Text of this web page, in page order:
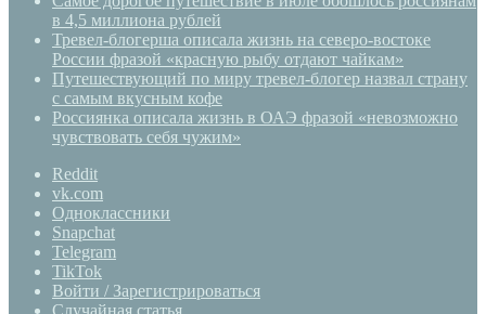
в 4,5 миллиона рублей
Тревел-блогерша описала жизнь на северо-востоке
России фразой «красную рыбу отдают чайкам»
Путешествующий по миру тревел-блогер назвал страну
с самым вкусным кофе
Россиянка описала жизнь в ОАЭ фразой «невозможно
чувствовать себя чужим»
Reddit
vk.com
Одноклассники
Snapchat
Telegram
TikTok
Войти / Зарегистрироваться
Случайная статья